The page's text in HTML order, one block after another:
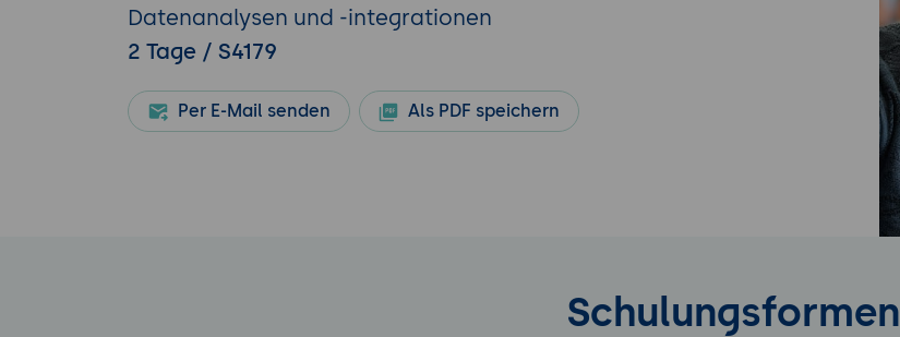
Datenanalysen und -integrationen
2 Tage / S4179
Per E-Mail senden Als PDF speichern
Schulungsformen